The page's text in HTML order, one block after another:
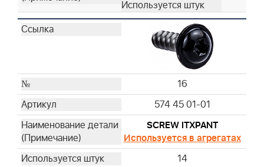
16
574 45 01-01
SCREW ITXPANT
Используется в агрегатах
14